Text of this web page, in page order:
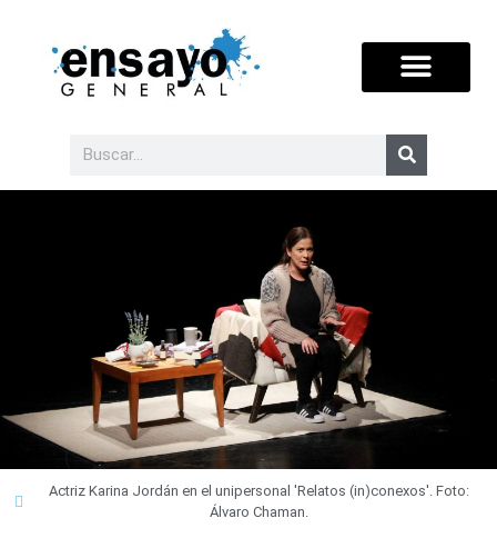
Actriz Karina Jordán en el unipersonal 'Relatos (in)conexos'. Foto:
Álvaro Chaman.